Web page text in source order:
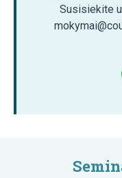
Susisiekite